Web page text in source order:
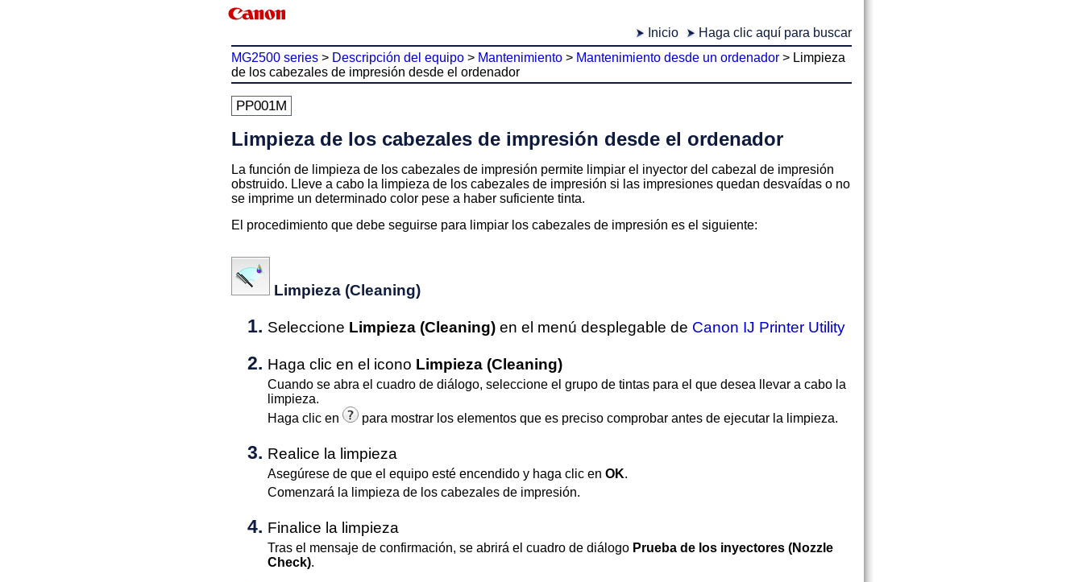
Inicio
Haga clic aquí para buscar
MG2500 series > Descripción del equipo > Mantenimiento > Mantenimiento desde un ordenador > Limpieza
de los cabezales de impresión desde el ordenador
PP001M
Limpieza de los cabezales de impresión desde el ordenador
La función de limpieza de los cabezales de impresión permite limpiar el inyector del cabezal de impresión
obstruido. Lleve a cabo la limpieza de los cabezales de impresión si las impresiones quedan desvaídas o no
se imprime un determinado color pese a haber suficiente tinta.
El procedimiento que debe seguirse para limpiar los cabezales de impresión es el siguiente:
Limpieza (Cleaning)
Seleccione Limpieza (Cleaning) en el menú desplegable de Canon IJ Printer Utility
Haga clic en el icono Limpieza (Cleaning)
Cuando se abra el cuadro de diálogo, seleccione el grupo de tintas para el que desea llevar a cabo la
limpieza.
Haga clic en
para mostrar los elementos que es preciso comprobar antes de ejecutar la limpieza.
Realice la limpieza
Asegúrese de que el equipo esté encendido y haga clic en OK.
Comenzará la limpieza de los cabezales de impresión.
Finalice la limpieza
Tras el mensaje de confirmación, se abrirá el cuadro de diálogo Prueba de los inyectores (Nozzle
Check).